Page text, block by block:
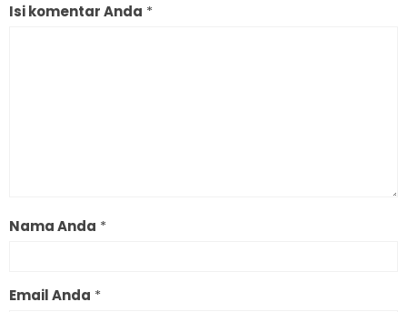
Isi komentar Anda *
Nama Anda *
Email Anda *